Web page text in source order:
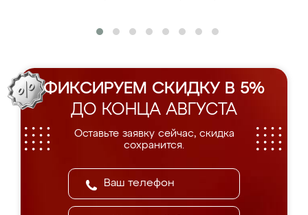
ФИКСИРУЕМ СКИДКУ В 5%
ДО КОНЦА АВГУСТА
Оставьте заявку сейчас, скидка
сохранится.